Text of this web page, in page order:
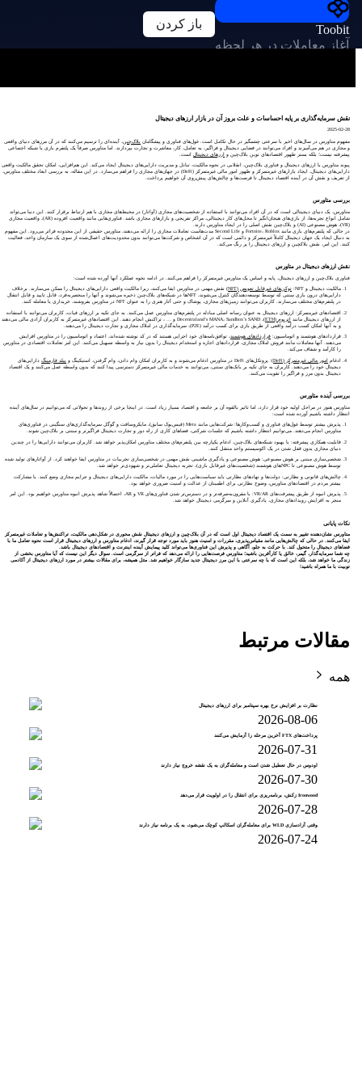
Toobit
آغاز معاملات در هر لحظه
باز کردن
نقش سرمایه‌گذاری بر پایه احساسات و علت بروز آن در بازار ارزهای دیجیتال
2025-02-28
مفهوم متاورس در سال‌های اخیر با سرعتی چشمگیر در حال تکامل است. غول‌های فناوری و پیشگامان بلاک‌چین، آینده‌ای را ترسیم می‌کنند که در آن مرزهای دنیای واقعی
و مجازی در هم می‌آمیزند و افراد می‌توانند در فضایی دیجیتال و فراگیر، به تعامل، کار، معاشرت و تجارت بپردازند. اما متاورس صرفاً یک پلتفرم بازی یا شبکه اجتماعی
پیشرفته نیست؛ بلکه بستر ظهور اقتصادهای نوین بلاک‌چین و ارزهای دیجیتال است.
پیوند متاورس با ارزهای دیجیتال و فناوری بلاک‌چین، انقلابی در نحوه مالکیت، تبادل و مدیریت دارایی‌های دیجیتال ایجاد می‌کند. این هم‌افزایی، امکان تحقق مالکیت واقعی
دارایی‌های دیجیتال، ایجاد بازارهای غیرمتمرکز و ظهور امور مالی غیرمتمرکز (DeFi) در جهان‌های مجازی را فراهم می‌سازد. در این مقاله، به بررسی ابعاد مختلف متاورس،
از تعریف و نقش آن در آینده اقتصاد دیجیتال تا فرصت‌ها و چالش‌های پیش‌روی آن خواهیم پرداخت.
بررسی متاورس
متاورس، یک دنیای دیجیتالی است که در آن افراد می‌توانند با استفاده از شخصیت‌های مجازی (آواتار) در محیط‌های مجازی با هم ارتباط برقرار کنند. این دنیا می‌تواند
شامل انواع تجربه‌ها، از بازی‌های هیجان‌انگیز تا محل‌های کار دیجیتالی، مراکز تفریحی و بازارهای مجازی باشد. فناوری‌هایی مانند واقعیت افزوده (AR)، واقعیت مجازی
(VR)، هوش مصنوعی (AI) و بلاک‌چین نقش اصلی را در ایجاد متاورس دارند.
در حالی که پلتفرم‌های بازی مانند Fortnite، Roblox و Second Life مدت‌هاست تعاملات مجازی را ارائه می‌دهند، متاورس حقیقی از این محدوده فراتر می‌رود. این مفهوم
به دنبال ایجاد یک جهان دیجیتال کاملاً غیرمتمرکز و دائمی است که در آن اشخاص و شرکت‌ها می‌توانند بدون محدودیت‌های اعمال‌شده از سوی یک سازمان واحد، فعالیت
کنند. این امر، نقش بلاکچین و ارزهای دیجیتال را پر رنگ می‌کند.
نقش ارزهای دیجیتال در متاورس
فناوری بلاک‌چین و ارزهای دیجیتال، پایه و اساس یک متاورس غیرمتمرکز را فراهم می‌کنند. در ادامه نحوه عملکرد آنها آورده شده است:
مالکیت دیجیتال و NFT: توکن‌های غیرقابل تعویض (NFT)
نقش مهمی در متاورس ایفا می‌کنند، زیرا مالکیت واقعی دارایی‌های دیجیتال را ممکن می‌سازند. برخلاف
دارایی‌های درون بازی سنتی که توسط توسعه‌دهندگان کنترل می‌شوند، NFTها در شبکه‌های بلاک‌چین ذخیره می‌شوند و آنها را منحصربه‌فرد، قابل تایید و قابل انتقال
در پلتفرم‌های مختلف می‌سازند. کاربران می‌توانند زمین‌های مجازی، پوشاک و حتی آثار هنری را به عنوان NFT در متاورس بفروشند، خریداری یا معامله کنند.
اقتصادهای غیرمتمرکز: ارزهای دیجیتال به عنوان رسانه اصلی مبادله در پلتفرم‌های متاورس عمل می‌کنند. به جای تکیه بر ارزهای فیات، کاربران می‌توانند با استفاده
از ارزهای دیجیتال مانند
اتریوم (ETH)
، Decentraland’s MANA، Sandbox’s SAND و … ، تراکنش انجام دهند. این اقتصادهای غیرمتمرکز به کاربران آزادی مالی می‌دهند
و به آنها امکان کسب درآمد واقعی از طریق بازی برای کسب درآمد (P2E)، سرمایه‌گذاری در املاک مجازی و تجارت دیجیتال را می‌دهند.
قراردادهای هوشمند و اتوماسیون: قراردادهای هوشمند، توافق‌نامه‌های خود اجرایی هستند که در کد نوشته شده‌اند، اعتماد و اتوماسیون را در متاورس افزایش
می‌دهند. آنها معاملات مانند فروش املاک مجازی، قراردادهای اجاره و استخدام دیجیتال را بدون نیاز به واسطه تسهیل می‌کنند. این امر تعاملات اقتصادی در متاورس
را کارآمد و شفاف می‌کند.
ادغام امور مالی غیرمتمرکز (DeFi) : پروتکل‌های DeFi در متاورس ادغام می‌شوند و به کاربران امکان وام دادن، وام گرفتن، استیکینگ و ییلد فارمینگدارایی‌های
دیجیتال خود را می‌دهند. کاربران به جای تکیه بر بانک‌های سنتی، می‌توانند به خدمات مالی غیرمتمرکز دسترسی پیدا کنند که بدون واسطه عمل می‌کنند و یک اقتصاد
دیجیتال بدون مرز و فراگیر را تقویت می‌کنند.
بررسی آینده متاورس
متاورس هنوز در مراحل اولیه خود قرار دارد، اما تاثیر بالقوه آن بر جامعه و اقتصاد بسیار زیاد است. در اینجا برخی از روندها و تحولاتی که می‌توانیم در سال‌های آینده
انتظار داشته باشیم آورده شده است:
پذیرش بیشتر توسط غول‌های فناوری و کسب‌وکارها: شرکت‌هایی مانند Meta (فیس‌بوک سابق)، مایکروسافت و گوگل سرمایه‌گذاری‌های سنگینی در فناوری‌های
متاورس انجام می‌دهند. می‌توانیم انتظار داشته باشیم که جلسات شرکتی، فضاهای کاری از راه دور و تجارت دیجیتال فراگیرتر و مبتنی بر بلاک‌چین شوند.
قابلیت همکاری پیشرفته: با بهبود شبکه‌های بلاک‌چین، ادغام یکپارچه بین پلتفرم‌های مختلف متاورس امکان‌پذیر خواهد شد. کاربران می‌توانند دارایی‌ها را در چندین
دنیای مجازی بدون قفل شدن در یک اکوسیستم واحد منتقل کنند.
شخصی‌سازی مبتنی بر هوش مصنوعی: هوش مصنوعی و یادگیری ماشینی نقش مهمی در شخصی‌سازی تجربیات در متاورس ایفا خواهند کرد. از آواتارهای تولید شده
توسط هوش مصنوعی تا NPCهای هوشمند (شخصیت‌های غیرقابل بازی)، تجربه دیجیتال تعاملی‌تر و شهودی‌تر خواهد شد.
چالش‌های قانونی و نظارتی: دولت‌ها و نهادهای نظارتی باید سیاست‌هایی را در مورد مالیات، مالکیت دارایی‌های دیجیتال و جرایم مجازی وضع کنند. با مشارکت
بیشتر مردم در اقتصادهای متاورس، وضوح نظارتی برای اطمینان از عدالت و امنیت ضروری خواهد بود.
پذیرش انبوه از طریق پیشرفت‌های VR/AR: با مقرون‌به‌صرفه‌تر و در دسترس‌تر شدن فناوری‌های VR و AR، احتمالاً شاهد پذیرش انبوه متاورس خواهیم بود. این امر
منجر به افزایش رویدادهای مجازی، یادگیری آنلاین و سرگرمی دیجیتال خواهد شد.
نکات پایانی
متاورس نشان‌دهنده تغییر به سمت یک اقتصاد دیجیتال اول است که در آن بلاک‌چین و ارزهای دیجیتال نقش محوری در شکل‌دهی مالکیت، تراکنش‌ها و تعاملات غیرمتمرکز
ایفا می‌کنند. در حالی که چالش‌هایی مانند مقیاس‌پذیری، مقررات و امنیت هنوز باید مورد توجه قرار گیرند، ادغام متاورس و ارزهای دیجیتال قرار است نحوه تعامل ما با
فضاهای دیجیتال را متحول کند. با حرکت به جلو، آگاهی و پذیرش این فناوری‌ها می‌تواند کلید پیمایش آینده اینترنت و اقتصادهای دیجیتال باشد.
چه شما سرمایه‌گذار، گیمر، خالق یا کارآفرین باشید؛ متاورس فرصت‌هایی را ارائه می‌دهد که فراتر از سرگرمی است. سوال دیگر این نیست که آیا متاورس بخشی از
زندگی ما خواهد شد، بلکه این است که با چه سرعتی با این مرز دیجیتال جدید سازگار خواهیم شد. مثل همیشه، برای مقالات بیشتر در مورد ارزهای دیجیتال از آکادمی
توبیت با ما همراه باشید!
مقالات مرتبط
همه
نظارت بر افزایش نرخ بهره سپتامبر برای ارزهای دیجیتال
2026-08-06
پرداخت‌های FTX آخرین مرحله را آزمایش می‌کنند
2026-07-31
اودوس در حال تعطیل شدن است و معامله‌گران به یک نقشه خروج نیاز دارند
2026-07-30
Ironwood زکش، برنامه‌ریزی برای انتقال را در اولویت قرار می‌دهد
2026-07-28
وقتی آزادسازی WLD برای معامله‌گران اسکالپ کوچک می‌شود، به یک برنامه نیاز دارند
2026-07-24